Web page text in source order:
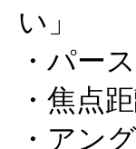
い」
・パー
・焦点
・アン